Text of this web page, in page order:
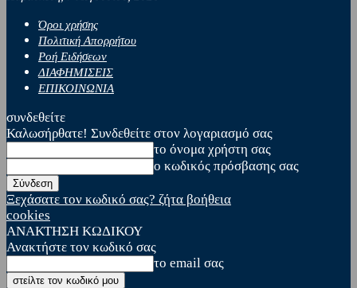
Όροι χρήσης
Πολιτική Απορρήτου
Ροή Ειδήσεων
ΔΙΑΦΗΜΙΣΕΙΣ
ΕΠΙΚΟΙΝΩΝΙΑ
συνδεθείτε
Καλωσήρθατε! Συνδεθείτε στον λογαριασμό σας
το όνομα χρήστη σας
ο κωδικός πρόσβασης σας
Ξεχάσατε τον κωδικό σας? ζήτα βοήθεια
cookies
ΑΝΑΚΤΗΣΗ ΚΩΔΙΚΟΥ
Ανακτήστε τον κωδικό σας
το email σας